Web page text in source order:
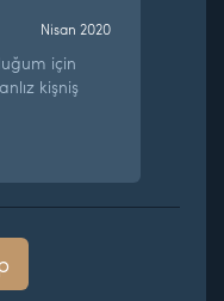
Nisan 2020
için
kişniş